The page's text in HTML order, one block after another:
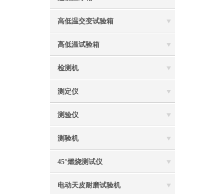
高低温交变试验箱
高低温试验箱
检测机
测定仪
测验仪
测验机
45°燃烧测试仪
电动天皮耐磨试验机